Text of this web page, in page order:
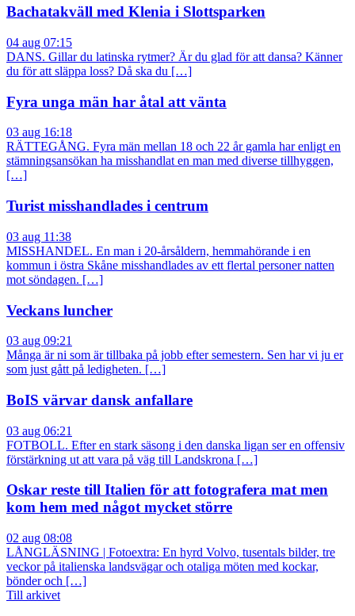
Bachatakväll med Klenia i Slottsparken
04 aug 07:15
DANS. Gillar du latinska rytmer? Är du glad för att dansa? Känner
du för att släppa loss? Då ska du […]
Fyra unga män har åtal att vänta
03 aug 16:18
RÄTTEGÅNG. Fyra män mellan 18 och 22 år gamla har enligt en
stämningsansökan ha misshandlat en man med diverse tillhyggen,
[…]
Turist misshandlades i centrum
03 aug 11:38
MISSHANDEL. En man i 20-årsåldern, hemmahörande i en
kommun i östra Skåne misshandlades av ett flertal personer natten
mot söndagen. […]
Veckans luncher
03 aug 09:21
Många är ni som är tillbaka på jobb efter semestern. Sen har vi ju er
som just gått på ledigheten. […]
BoIS värvar dansk anfallare
03 aug 06:21
FOTBOLL. Efter en stark säsong i den danska ligan ser en offensiv
förstärkning ut att vara på väg till Landskrona […]
Oskar reste till Italien för att fotografera mat men
kom hem med något mycket större
02 aug 08:08
LÅNGLÄSNING | Fotoextra: En hyrd Volvo, tusentals bilder, tre
veckor på italienska landsvägar och otaliga möten med kockar,
bönder och […]
Till arkivet